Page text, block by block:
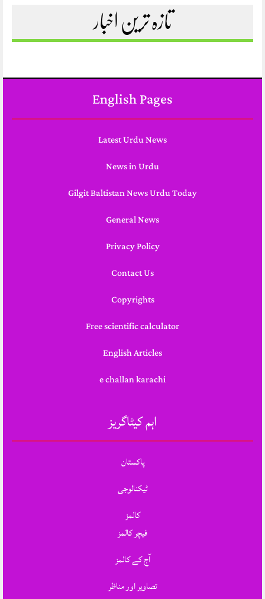
تازہ ترین اخبار
English Pages
Latest Urdu News
News in Urdu
Gilgit Baltistan News Urdu Today
General News
Privacy Policy
Contact Us
Copyrights
Free scientific calculator
English Articles
e challan karachi
اہم کیٹاگریز
پاکستان
ٹیکنالوجی
کالمز
فیچر کالمز
آج کے کالمز
تصاویر اور مناظر